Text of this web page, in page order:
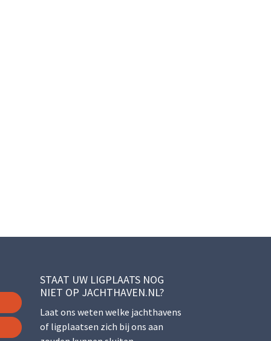
STAAT UW LIGPLAATS NOG
NIET OP JACHTHAVEN.NL?
Laat ons weten welke jachthavens
of ligplaatsen zich bij ons aan